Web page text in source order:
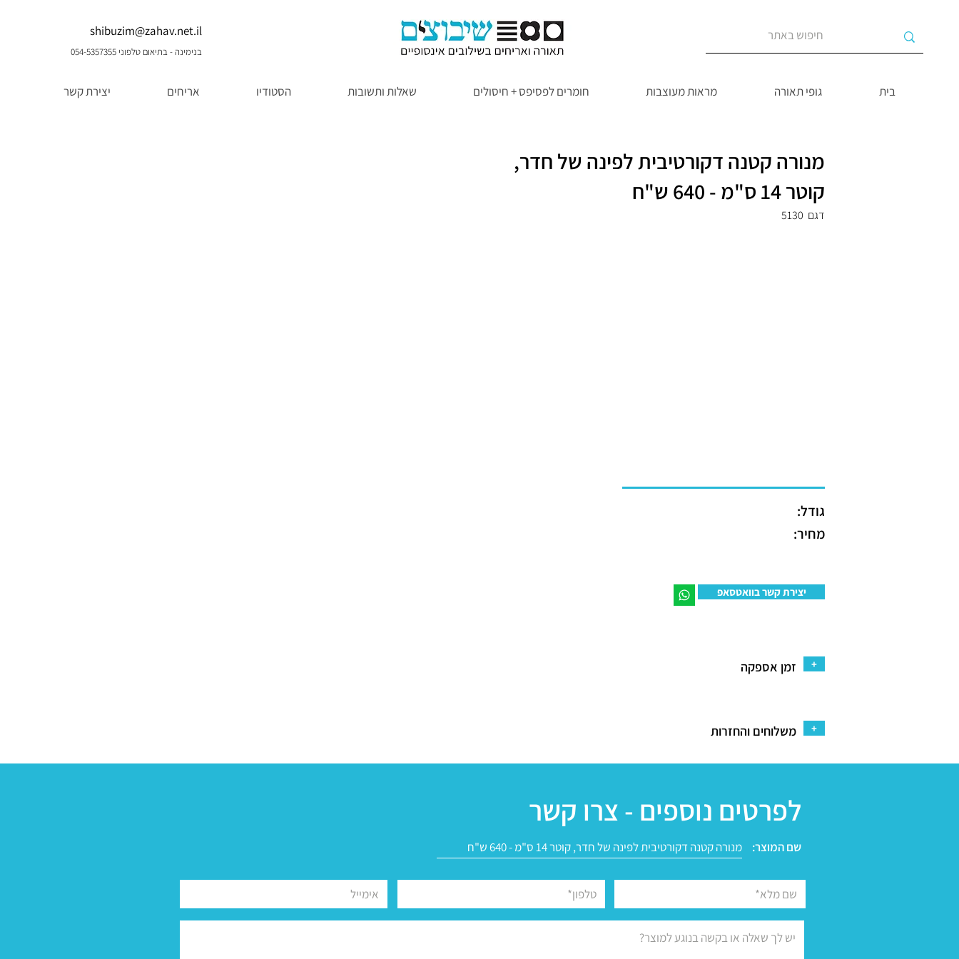
shibuzim@zahav.net.il
בנימינה - בתיאום טלפוני 054-5357355
בית גופי תאורה מראות מעוצבות חומרים לפסיפס + חיסולים שאלות ותשובות הסטודיו אריחים יצירת קשר
מנורה קטנה דקורטיבית לפינה של חדר,
קוטר 14 ס"מ - 640 ש"ח
5130 דגם
גודל:
מחיר:
יצירת קשר בוואטסאפ
זמן אספקה +
משלוחים והחזרות +
לפרטים נוספים - צרו קשר
שם המוצר: